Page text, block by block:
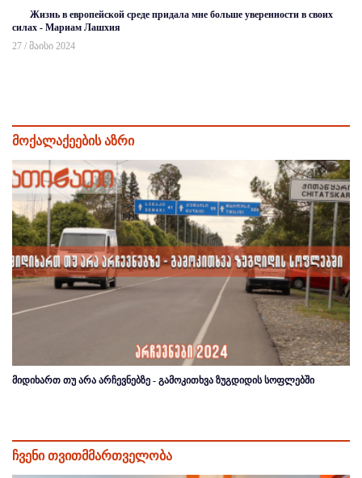
Жизнь в европейской среде придала мне больше уверенности в своих
силах - Мариам Лашхия
27 / მაისი 2024
მოქალაქეების აზრი
მიდიხართ თუ არა არჩევნებზე - გამოკითხვა ზუგდიდის სოფლებში
ჩვენი თვითმმართველობა